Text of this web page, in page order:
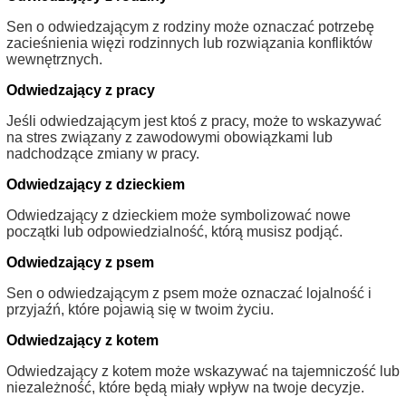
Sen o odwiedzającym z rodziny może oznaczać potrzebę
zacieśnienia więzi rodzinnych lub rozwiązania konfliktów
wewnętrznych.
Odwiedzający z pracy
Jeśli odwiedzającym jest ktoś z pracy, może to wskazywać
na stres związany z zawodowymi obowiązkami lub
nadchodzące zmiany w pracy.
Odwiedzający z dzieckiem
Odwiedzający z dzieckiem może symbolizować nowe
początki lub odpowiedzialność, którą musisz podjąć.
Odwiedzający z psem
Sen o odwiedzającym z psem może oznaczać lojalność i
przyjaźń, które pojawią się w twoim życiu.
Odwiedzający z kotem
Odwiedzający z kotem może wskazywać na tajemniczość lub
niezależność, które będą miały wpływ na twoje decyzje.